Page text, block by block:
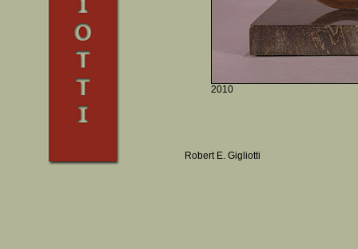
2010
Robert E. Gigliotti